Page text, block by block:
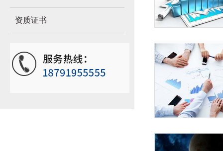
资质证书